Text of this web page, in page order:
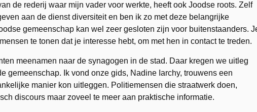
de rederij waar mijn vader voor werkte, heeft ook Joodse roots. Zelf
aan de dienst diversiteit en ben ik zo met deze belangrijke
gemeenschap kan wel zeer gesloten zijn voor buitenstaanders.
te tonen dat je interesse hebt, om met hen in contact te treden.
meenamen naar de synagogen in de stad. Daar kregen we uitleg
gemeenschap. Ik vond onze gids, Nadine Iarchy, trouwens een
manier kon uitleggen. Politiemensen die straatwerk doen,
discours maar zoveel te meer aan praktische informatie.